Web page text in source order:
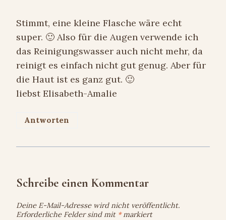
Stimmt, eine kleine Flasche wäre echt
super. 🙂 Also für die Augen verwende ich
das Reinigungswasser auch nicht mehr, da
reinigt es einfach nicht gut genug. Aber für
die Haut ist es ganz gut. 🙂
liebst Elisabeth-Amalie
Antworten
Schreibe einen Kommentar
Deine E-Mail-Adresse wird nicht veröffentlicht.
Erforderliche Felder sind mit *markiert